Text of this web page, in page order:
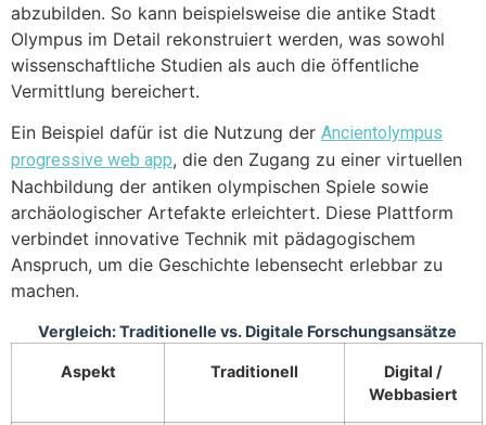
abzubilden. So kann beispielsweise die antike Stadt
Olympus im Detail rekonstruiert werden, was sowohl
wissenschaftliche Studien als auch die öffentliche
Vermittlung bereichert.
Ein Beispiel dafür ist die Nutzung der Ancientolympus
progressive web app, die den Zugang zu einer virtuellen
Nachbildung der antiken olympischen Spiele sowie
archäologischer Artefakte erleichtert. Diese Plattform
verbindet innovative Technik mit pädagogischem
Anspruch, um die Geschichte lebensecht erlebbar zu
machen.
Vergleich: Traditionelle vs. Digitale Forschungsansätze
Aspekt Traditionell
Digital /
Webbasiert